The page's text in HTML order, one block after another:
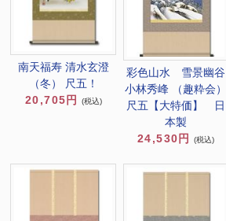
南天福寿 清水玄澄
（冬） 尺五！
20,705円
(税込)
彩色山水 雪景幽谷
小林秀峰 （趣粋会）
尺五【大特価】 日
本製
24,530円
(税込)